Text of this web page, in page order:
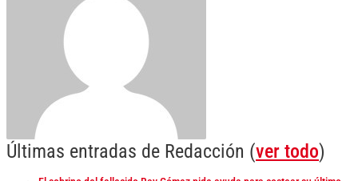
Últimas entradas de Redacción (ver todo)